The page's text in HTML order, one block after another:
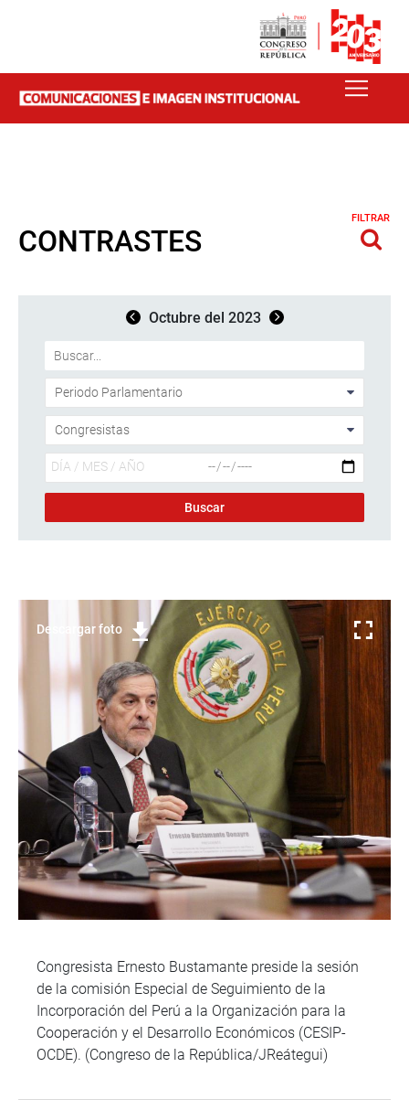
CONTRASTES
FILTRAR
Octubre del 2023
Descargar foto
Congresista Ernesto Bustamante preside la sesión
de la comisión Especial de Seguimiento de la
Incorporación del Perú a la Organización para la
Cooperación y el Desarrollo Económicos (CESIP-
OCDE). (Congreso de la República/JReátegui)